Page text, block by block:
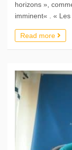
horizons »,
imminent« . «
Read more